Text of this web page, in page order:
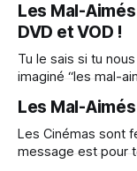
frissonné avec
compagnie de
Les Mal-
DVD et VOD !
Tu le sais si tu
imaginé “les mal-aimés”
est fait pour être
qu’on découvre…
Les Mal-
Les Cinémas sont
message est pour